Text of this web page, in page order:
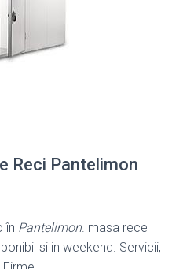
Reci Pantelimon
în Pantelimon. masa rece
si in weekend. Servicii,